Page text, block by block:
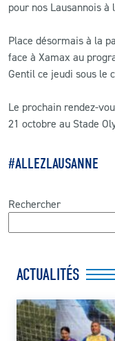
pour nos Lausannois à
Place désormais à la
face à Xamax au
Gentil ce jeudi sous le
Le prochain rendez-
21 octobre au Stade
#ALLEZLAUSANNE
Rechercher
ACTUALITÉS